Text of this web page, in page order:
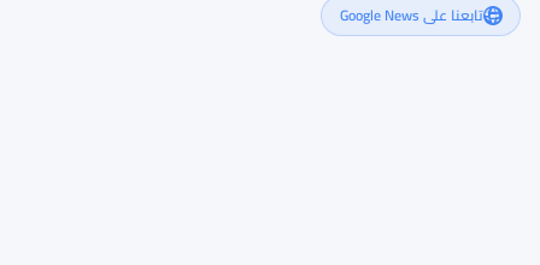
تابعنا على Google News